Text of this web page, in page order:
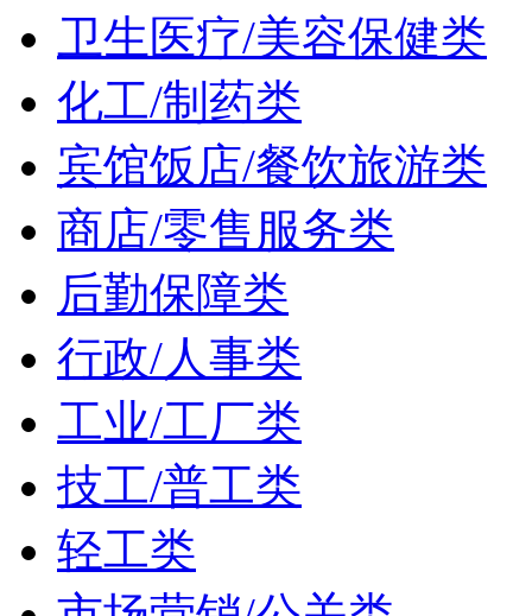
卫生医疗/美容保健类
化工/制药类
宾馆饭店/餐饮旅游类
商店/零售服务类
后勤保障类
行政/人事类
工业/工厂类
技工/普工类
轻工类